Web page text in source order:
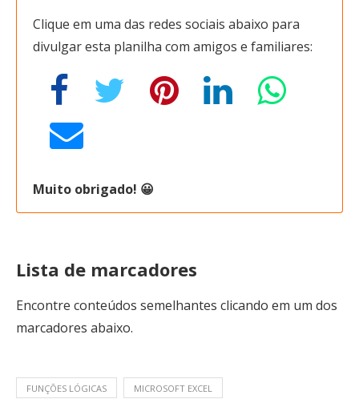
Clique em uma das redes sociais abaixo para
divulgar esta planilha com amigos e familiares:
Muito obrigado! 😀
Lista de marcadores
Encontre conteúdos semelhantes clicando em um dos
marcadores abaixo.
FUNÇÕES LÓGICAS MICROSOFT EXCEL